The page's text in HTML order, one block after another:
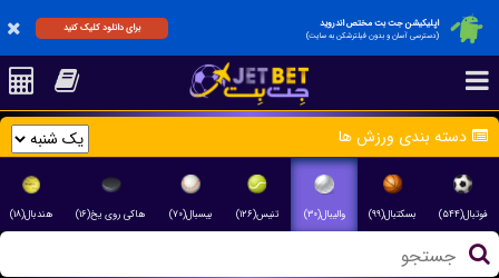
اپلیکیشن جت بت مختص اندروید
(دسترسی آسان و بدون فیلترشکن به سایت)
برای دانلود کلیک کنید
دسته بندی ورزش ها
فوتبال(۵۴۴) بسکتبال(۹۹) والیبال(۳۰) تنیس(۱۲۶) بیسبال(۷۰) هاکی روی یخ(۱۶) هندبال(۱۸)